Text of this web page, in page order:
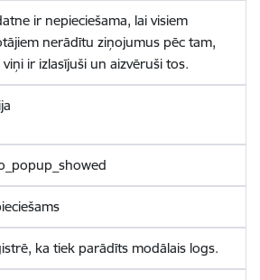
ir nepieciešama, lai visiem
nerādītu ziņojumus pēc tam,
viņi ir izlasījuši un aizvēruši tos.
ka tiek parādīts modālais logs.